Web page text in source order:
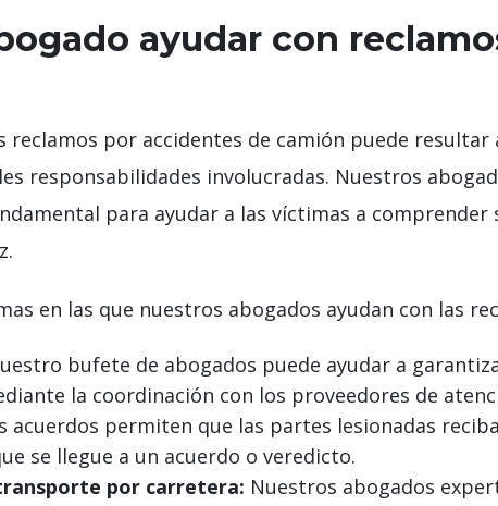
ayudar con
reclamos por accidentes de camión puede
responsabilidades involucradas. Nuestros
para ayudar a las víctimas a comprender
en las que nuestros abogados ayudan con las
bufete de abogados puede ayudar a
la coordinación con los proveedores de
acuerdos permiten que las partes lesionadas
se llegue a un acuerdo o veredicto.
por carretera: Nuestros abogados